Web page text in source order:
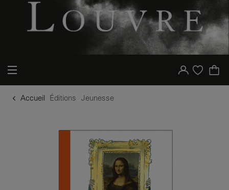
Votre compte
Liste d'achat
Accueil Éditions Jeunesse